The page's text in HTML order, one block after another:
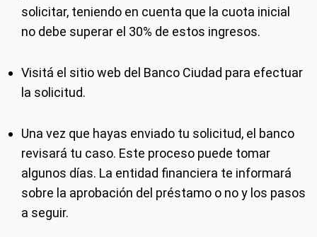
solicitar, teniendo en cuenta que la cuota inicial
no debe superar el 30% de estos ingresos.
Visitá el sitio web del Banco Ciudad para efectuar
la solicitud.
Una vez que hayas enviado tu solicitud, el banco
revisará tu caso. Este proceso puede tomar
algunos días. La entidad financiera te informará
sobre la aprobación del préstamo o no y los pasos
a seguir.